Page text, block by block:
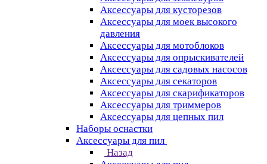
Аксессуары для кусторезов
Аксессуары для моек высокого
давления
Аксессуары для мотоблоков
Аксессуары для опрыскивателей
Аксессуары для садовых насосов
Аксессуары для секаторов
Аксессуары для скарификаторов
Аксессуары для триммеров
Аксессуары для цепных пил
Наборы оснастки
Аксессуары для пил
Назад